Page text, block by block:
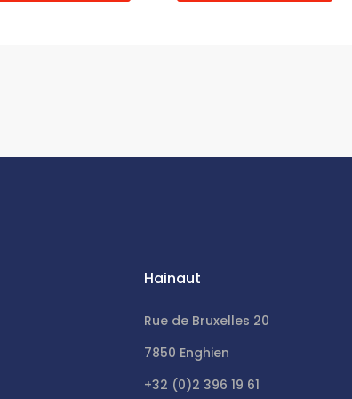
Hainaut
Rue de Bruxelles 20
7850 Enghien
+32 (0)2 396 19 61